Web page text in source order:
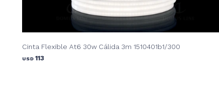
Cinta Flexible At6 30w Cálida 3m 1510401b1/300
USD 113